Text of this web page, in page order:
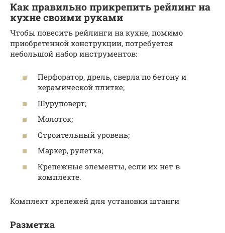
Как правильно прикрепить рейлинг на
кухне своими руками
Чтобы повесить рейлинги на кухне, помимо
приобретенной конструкции, потребуется
небольшой набор инструментов:
Перфоратор, дрель, сверла по бетону и
керамической плитке;
Шуруповерт;
Молоток;
Строительный уровень;
Маркер, рулетка;
Крепежные элементы, если их нет в
комплекте.
Комплект крепежей для установки штанги
Разметка